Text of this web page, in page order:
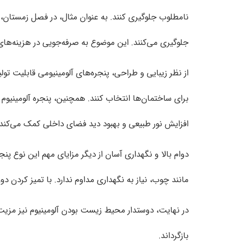
نامطلوب جلوگیری کنند. به عنوان مثال، در فصل
جلوگیری می‌کنند. این موضوع به صرفه‌جویی در
از نظر زیبایی و طراحی، پنجره‌های آلومینیومی قابلیت
برای ساختمان‌ها انتخاب کنند. همچنین، پنجره
افزایش نور طبیعی و بهبود دید فضای داخلی کمک
مانند چوب، نیاز به نگهداری مداوم ندارد. با تمیز کردن
در نهایت، دوستدار محیط زیست بودن آلومینیوم نیز
بازگرداند.